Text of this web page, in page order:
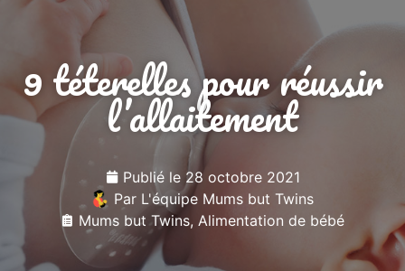
9 téterelles pour réussir
l’allaitement
Publié le28 octobre 2021
Par L'équipe Mums but Twins
Mums but Twins, Alimentation de bébé